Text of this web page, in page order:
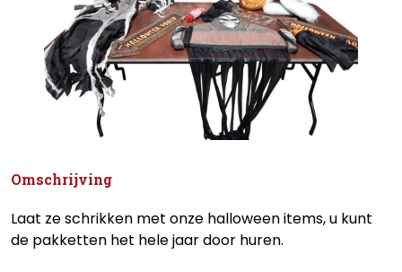
Omschrijving
Laat ze schrikken met onze halloween items, u kunt
de pakketten het hele jaar door huren.